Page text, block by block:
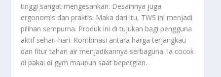
tinggi sangat mengesankan. Desainnya juga
ergonomis dan praktis. Maka dari itu, TWS ini menjadi
pilihan sempurna. Produk ini di tujukan bagi pengguna
aktif sehari-hari. Kombinasi antara harga terjangkau
dan fitur tahan air menjadikannya serbaguna. Ia cocok
di pakai di gym maupun saat bepergian.